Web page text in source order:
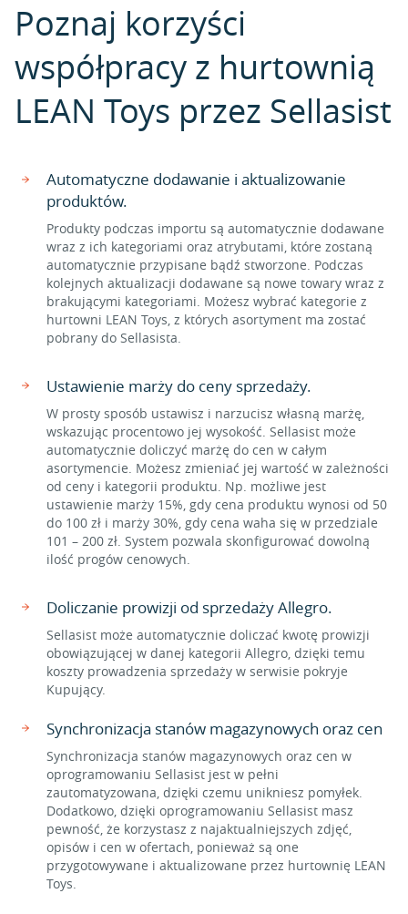
Poznaj korzyści
współpracy z hurtownią
LEAN Toys przez Sellasist
Automatyczne dodawanie i aktualizowanie
produktów.
Produkty podczas importu są automatycznie dodawane
wraz z ich kategoriami oraz atrybutami, które zostaną
automatycznie przypisane bądź stworzone. Podczas
kolejnych aktualizacji dodawane są nowe towary wraz z
brakującymi kategoriami. Możesz wybrać kategorie z
hurtowni LEAN Toys, z których asortyment ma zostać
pobrany do Sellasista.
Ustawienie marży do ceny sprzedaży.
W prosty sposób ustawisz i narzucisz własną marżę,
wskazując procentowo jej wysokość. Sellasist może
automatycznie doliczyć marżę do cen w całym
asortymencie. Możesz zmieniać jej wartość w zależności
od ceny i kategorii produktu. Np. możliwe jest
ustawienie marży 15%, gdy cena produktu wynosi od 50
do 100 zł i marży 30%, gdy cena waha się w przedziale
101 – 200 zł. System pozwala skonfigurować dowolną
ilość progów cenowych.
Doliczanie prowizji od sprzedaży Allegro.
Sellasist może automatycznie doliczać kwotę prowizji
obowiązującej w danej kategorii Allegro, dzięki temu
koszty prowadzenia sprzedaży w serwisie pokryje
Kupujący.
Synchronizacja stanów magazynowych oraz cen
Synchronizacja stanów magazynowych oraz cen w
oprogramowaniu Sellasist jest w pełni
zautomatyzowana, dzięki czemu unikniesz pomyłek.
Dodatkowo, dzięki oprogramowaniu Sellasist masz
pewność, że korzystasz z najaktualniejszych zdjęć,
opisów i cen w ofertach, ponieważ są one
przygotowywane i aktualizowane przez hurtownię LEAN
Toys.